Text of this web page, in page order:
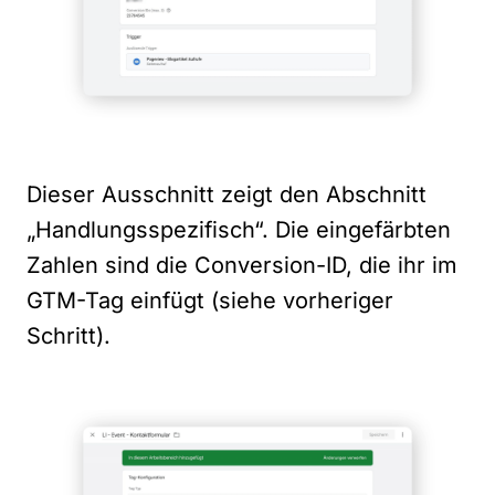
Dieser Ausschnitt zeigt den Abschnitt
„Handlungsspezifisch“. Die eingefärbten
Zahlen sind die Conversion-ID, die ihr im
GTM-Tag einfügt (siehe vorheriger
Schritt).